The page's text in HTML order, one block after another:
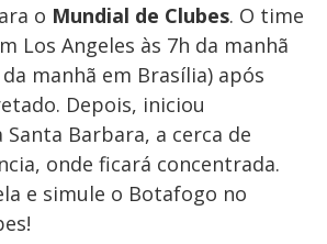
o Mundial de Clubes. O time
Los Angeles às 7h da manhã
manhã em Brasília) após
Depois, iniciou
Barbara, a cerca de
onde ficará concentrada.
e simule o Botafogo no